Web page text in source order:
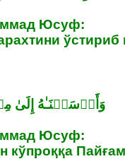
Юсуф:
ўстириб
Юсуф:
кўпроққа